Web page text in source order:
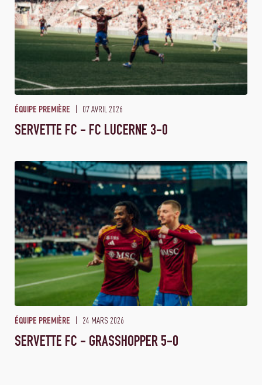
ÉQUIPE PREMIÈRE 07 AVRIL 2026
SERVETTE FC - FC LUCERNE 3-0
ÉQUIPE PREMIÈRE 24 MARS 2026
SERVETTE FC - GRASSHOPPER 5-0